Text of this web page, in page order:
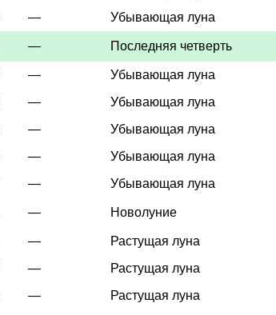
— Убывающая луна
— Последняя четверть
— Убывающая луна
— Убывающая луна
— Убывающая луна
— Убывающая луна
— Убывающая луна
— Новолуние
— Растущая луна
— Растущая луна
— Растущая луна